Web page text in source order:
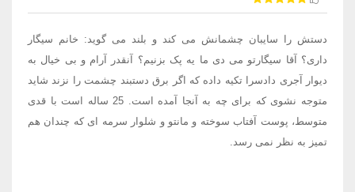
دستش را سایبان چشمانش می کند و بلند می گوید: خانم سیگار
داری؟ آقا سیگارتو می دی ما یه پک بزنیم؟ آنقدر آرام و بی خیال به
دیوار آجری دادسرا تکیه داده که اگر برق دستبند چشمت را نزند شاید
متوجه نشوی که برای چه به آنجا آمده است. 25 ساله است با قدی
متوسط، پوست آفتاب سوخته و مانتو و شلوار سرمه ای که چندان هم
تمیز به نظر نمی رسد.